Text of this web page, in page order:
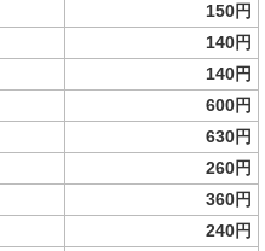
150円
140円
140円
600円
630円
260円
360円
240円